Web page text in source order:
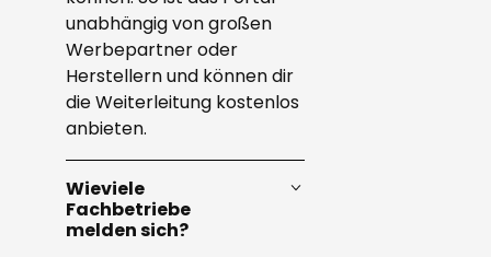
unabhängig von großen
Werbepartner oder
Herstellern und können dir
die Weiterleitung kostenlos
anbieten.
Wieviele
Fachbetriebe
melden sich?